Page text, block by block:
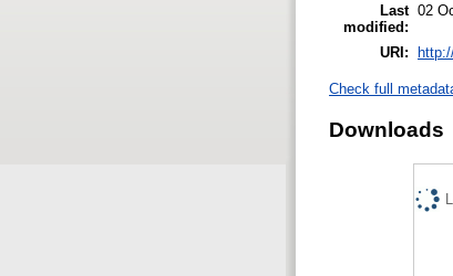
Last
modified:
02
URI:
Check full
Downloads